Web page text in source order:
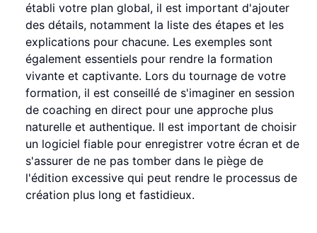
établi votre plan global, il est important d'ajouter
des détails, notamment la liste des étapes et les
explications pour chacune. Les exemples sont
également essentiels pour rendre la formation
vivante et captivante. Lors du tournage de votre
formation, il est conseillé de s'imaginer en session
de coaching en direct pour une approche plus
naturelle et authentique. Il est important de choisir
un logiciel fiable pour enregistrer votre écran et de
s'assurer de ne pas tomber dans le piège de
l'édition excessive qui peut rendre le processus de
création plus long et fastidieux.